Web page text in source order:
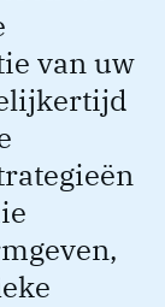
van uw